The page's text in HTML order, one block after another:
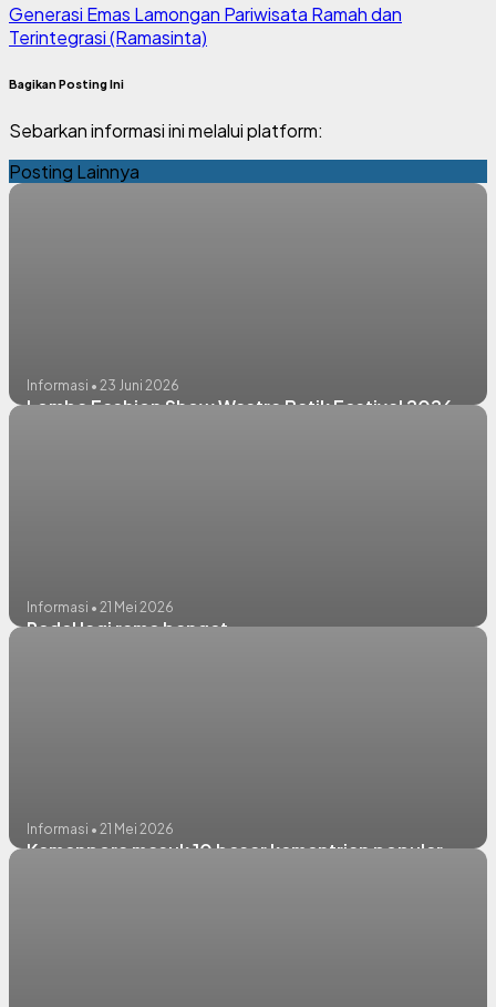
Generasi Emas Lamongan Pariwisata Ramah dan
Terintegrasi (Ramasinta)
Bagikan Posting Ini
Sebarkan informasi ini melalui platform:
Posting Lainnya
Informasi • 23 Juni 2026
Lomba Fashion Show Wastra Batik Festival 2026
Informasi • 21 Mei 2026
Pedel lagi rame banget
Informasi • 21 Mei 2026
Kemenpora masuk 10 besar kementrian populer